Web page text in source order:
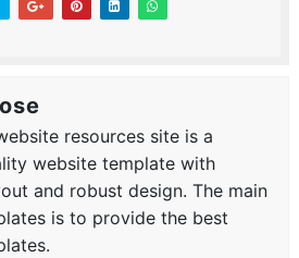
resources site is a
website template with
and robust design. The main
is to provide the best